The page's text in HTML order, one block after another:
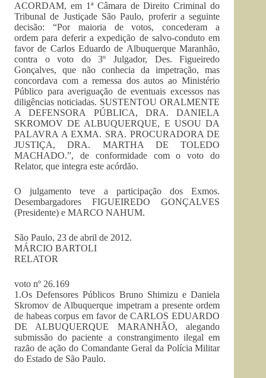
ACORDAM, em 1ª Câmara de Direito Criminal do
Tribunal de Justiçade São Paulo, proferir a seguinte
decisão: “Por maioria de votos, concederam a
ordem para deferir a expedição de salvo-conduto em
favor de Carlos Eduardo de Albuquerque Maranhão,
contra o voto do 3º Julgador, Des. Figueiredo
Gonçalves, que não conhecia da impetração, mas
concordava com a remessa dos autos ao Ministério
Público para averiguação de eventuais excessos nas
diligências noticiadas. SUSTENTOU ORALMENTE
A DEFENSORA PÚBLICA, DRA. DANIELA
SKROMOV DE ALBUQUERQUE, E USOU DA
PALAVRA A EXMA. SRA. PROCURADORA DE
JUSTIÇA, DRA. MARTHA DE TOLEDO
MACHADO.”, de conformidade com o voto do
Relator, que integra este acórdão.
O julgamento teve a participação dos Exmos.
Desembargadores FIGUEIREDO GONÇALVES
(Presidente) e MARCO NAHUM.
São Paulo, 23 de abril de 2012.
MÁRCIO BARTOLI
RELATOR
voto nº 26.169
1.Os Defensores Públicos Bruno Shimizu e Daniela
Skromov de Albuquerque impetram a presente ordem
de habeas corpus em favor de CARLOS EDUARDO
DE ALBUQUERQUE MARANHÃO, alegando
submissão do paciente a constrangimento ilegal em
razão de ação do Comandante Geral da Polícia Militar
do Estado de São Paulo.